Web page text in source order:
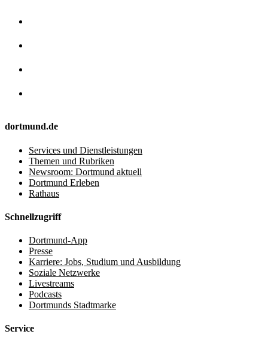
dortmund.de
Services und Dienstleistungen
Themen und Rubriken
Newsroom: Dortmund aktuell
Dortmund Erleben
Rathaus
Schnellzugriff
Dortmund-App
Presse
Karriere: Jobs, Studium und Ausbildung
Soziale Netzwerke
Livestreams
Podcasts
Dortmunds Stadtmarke
Service